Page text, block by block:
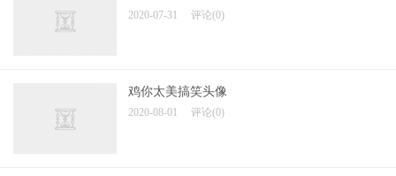
2020-07-31 评论(0)
鸡你太美搞笑头像
2020-08-01 评论(0)